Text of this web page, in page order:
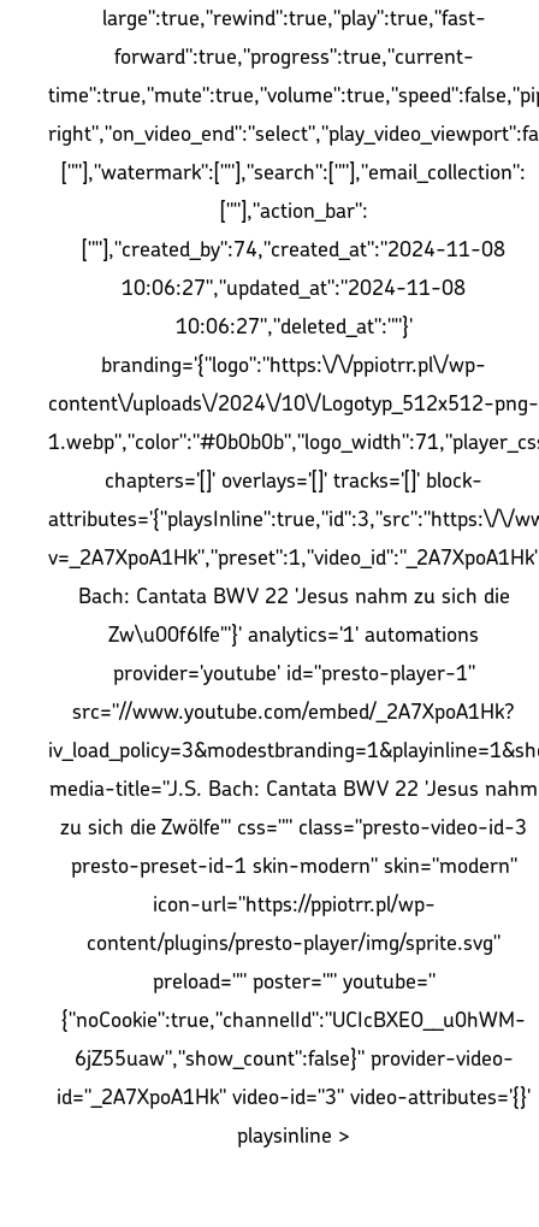
large":true,"rewind":true,"play":true,"fast-
forward":true,"progress":true,"current-
[""],"watermark":[""],"search":[""],"email_collection":
[""],"action_bar":
[""],"created_by":74,"created_at":"2024-11-08
10:06:27","updated_at":"2024-11-08
10:06:27","deleted_at":""}'
branding='{"logo":"https:\/\/ppiotrr.pl\/wp-
content\/uploads\/2024\/10\/Logotyp_512x512-png-
chapters='[]' overlays='[]' tracks='[]' block-
attributes='{"playsInline":true,"id":3,"src":"https:\/\/
Bach: Cantata BWV 22 'Jesus nahm zu sich die
Zw\u00f6lfe'"}' analytics='1' automations
provider='youtube' id="presto-player-1"
src="//www.youtube.com/embed/_2A7XpoA1Hk?
media-title="J.S. Bach: Cantata BWV 22 'Jesus nahm
zu sich die Zwölfe'" css="" class="presto-video-id-3
presto-preset-id-1 skin-modern" skin="modern"
icon-url="https://ppiotrr.pl/wp-
content/plugins/presto-player/img/sprite.svg"
preload="" poster="" youtube="
{"noCookie":true,"channelId":"UCIcBXEO__u0hWM-
6jZ55uaw","show_count":false}" provider-video-
id="_2A7XpoA1Hk" video-id="3" video-attributes='{}'
playsinline >